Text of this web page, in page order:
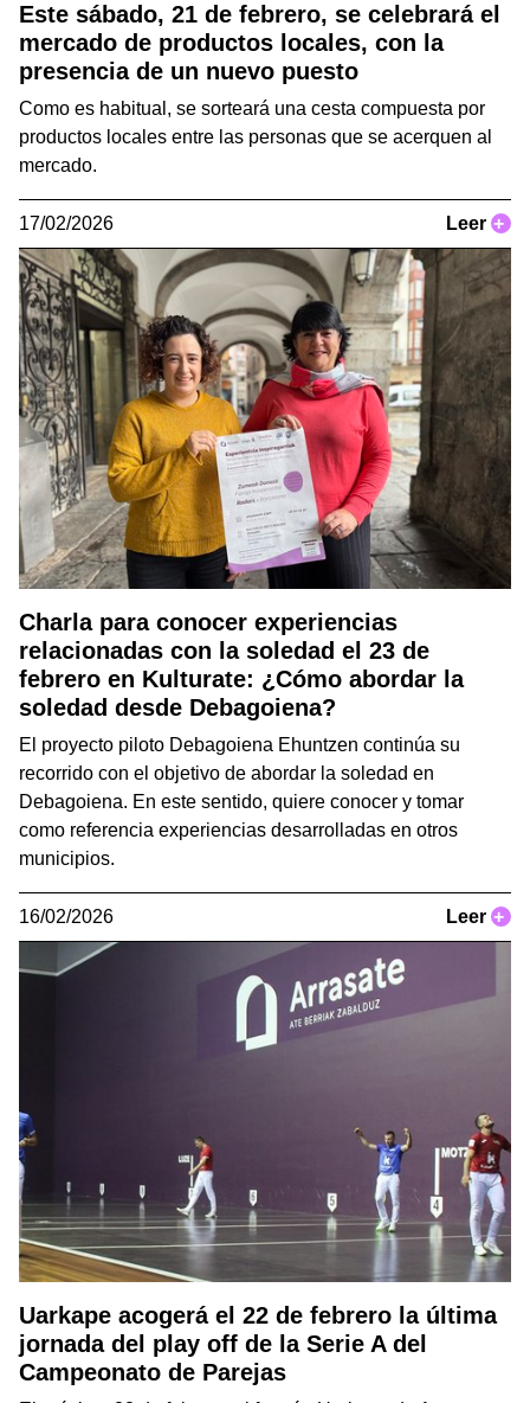
Este sábado, 21 de febrero, se celebrará el
mercado de productos locales, con la
presencia de un nuevo puesto
Como es habitual, se sorteará una cesta compuesta por
productos locales entre las personas que se acerquen al
mercado.
17/02/2026 Leer +
Charla para conocer experiencias
relacionadas con la soledad el 23 de
febrero en Kulturate: ¿Cómo abordar la
soledad desde Debagoiena?
El proyecto piloto Debagoiena Ehuntzen continúa su
recorrido con el objetivo de abordar la soledad en
Debagoiena. En este sentido, quiere conocer y tomar
como referencia experiencias desarrolladas en otros
municipios.
16/02/2026 Leer +
Uarkape acogerá el 22 de febrero la última
jornada del play off de la Serie A del
Campeonato de Parejas